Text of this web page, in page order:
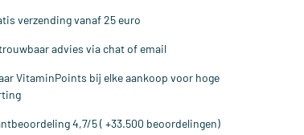
verzending vanaf 25 euro
advies via chat of email
VitaminPoints bij elke aankoop voor hoge
4,7/5 ( +33.500 beoordelingen)